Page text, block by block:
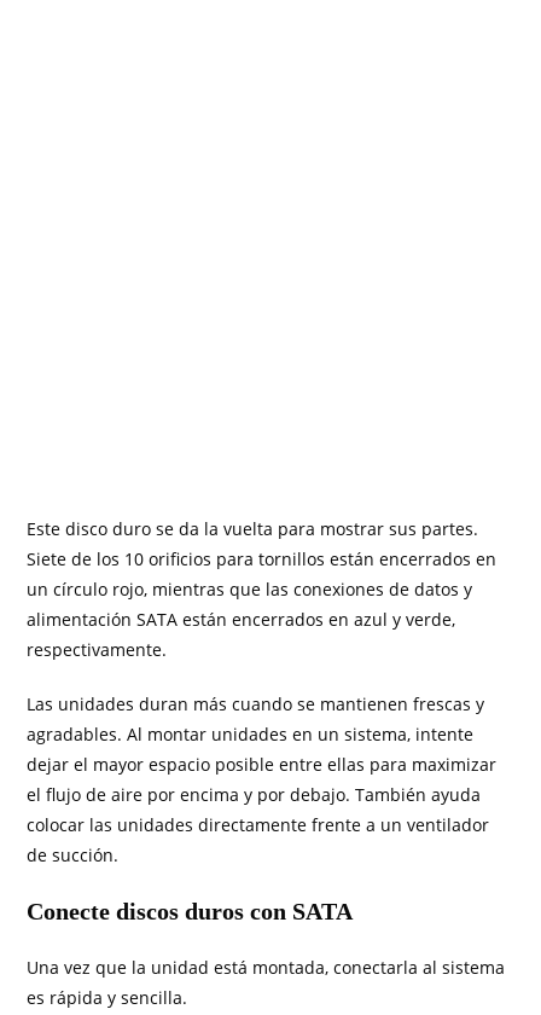
Este disco duro se da la vuelta para mostrar sus partes.
Siete de los 10 orificios para tornillos están encerrados en
un círculo rojo, mientras que las conexiones de datos y
alimentación SATA están encerrados en azul y verde,
respectivamente.
Las unidades duran más cuando se mantienen frescas y
agradables. Al montar unidades en un sistema, intente
dejar el mayor espacio posible entre ellas para maximizar
el flujo de aire por encima y por debajo. También ayuda
colocar las unidades directamente frente a un ventilador
de succión.
Conecte discos duros con SATA
Una vez que la unidad está montada, conectarla al sistema
es rápida y sencilla.